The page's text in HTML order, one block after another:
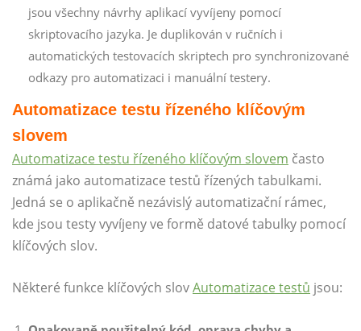
jsou všechny návrhy aplikací vyvíjeny pomocí
skriptovacího jazyka. Je duplikován v ručních i
automatických testovacích skriptech pro synchronizované
odkazy pro automatizaci i manuální testery.
Automatizace testu řízeného klíčovým
slovem
Automatizace testu řízeného klíčovým slovem často
známá jako automatizace testů řízených tabulkami.
Jedná se o aplikačně nezávislý automatizační rámec,
kde jsou testy vyvíjeny ve formě datové tabulky pomocí
klíčových slov.
Některé funkce klíčových slovAutomatizace testů jsou: